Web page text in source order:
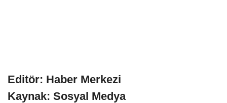
Editör: Haber Merkezi
Kaynak: Sosyal Medya